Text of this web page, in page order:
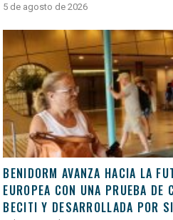
5 de agosto de 2026
BENIDORM AVANZA HACIA LA
EUROPEA CON UNA PRUEBA DE
BECITI Y DESARROLLADA POR